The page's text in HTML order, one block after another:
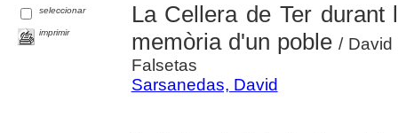
seleccionar
imprimir
La Cellera de Ter
memòria d'un poble / David
Falsetas
Sarsanedas, David